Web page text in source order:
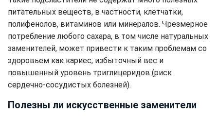
питательных веществ, в частности, клетчатки,
полифенолов, витаминов или минералов. Чрезмерное
потребление любого сахара, в том числе натуральных
заменителей, может привести к таким проблемам со
здоровьем как кариес, избыточный вес и
повышенный уровень триглицеридов (риск
сердечно-сосудистых болезней).
Полезны ли искусственные заменители